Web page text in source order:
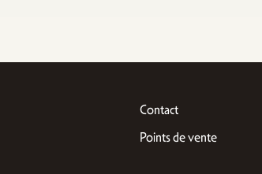
Contact
Points de vente